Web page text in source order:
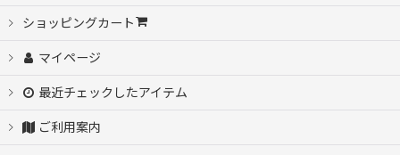
ショッピングカート
マイページ
最近チェックしたアイテム
ご利用案内